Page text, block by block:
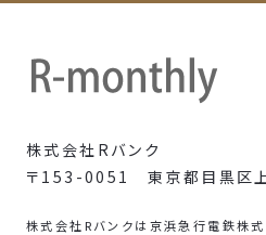
株式会社Rバンク
〒153-0051 東京都目黒区
株式会社Rバンクは京浜急行電鉄株